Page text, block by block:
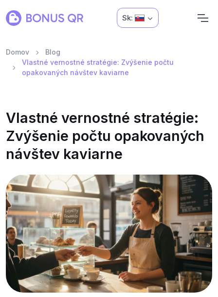
Sk:
Domov
Blog
Vlastné vernostné stratégie: Zvýšenie počtu
opakovaných návštev kaviarne
Vlastné vernostné stratégie:
Zvýšenie počtu opakovaných
návštev kaviarne